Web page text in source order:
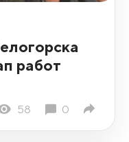
работ
58 0